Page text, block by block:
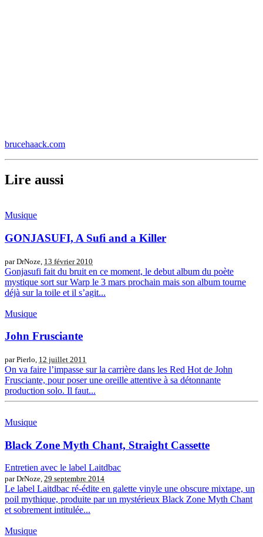
brucehaack.com
Lire aussi
Musique
GONJASUFI, A Sufi and a Killer
par DrNoze, 13 février 2010
Gonjasufi fait du bruit en ce moment, le debut album du poète
mystique sort sur Warp le 3 mars prochain mais son album tourne
déjà sur la toile et il s’agit...
Musique
John Frusciante
par Pierlo, 12 juillet 2011
On va faire l’impasse sur la carrière dans les Red Hot de John
Frusciante, pour poser une oreille attentive à sa détonnante
production solo. Il faut...
Musique
Black Zone Myth Chant, Straight Cassette
Entretien avec le label Laitdbac
par DrNoze, 29 septembre 2014
Le label Laitdbac ré-édite en galette vinyle une obscure mixtape, un
poil mythique, produite par un mystérieux Black Zone Myth Chant
et sobrement intitulée...
Musique